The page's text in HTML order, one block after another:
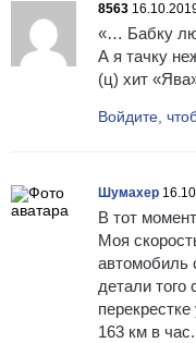
8563
«… Бабку
А я тачку
(ц) хит
Войдите,
Шумахер
В тот
Моя
автомобиль
детали того
163 км в час.